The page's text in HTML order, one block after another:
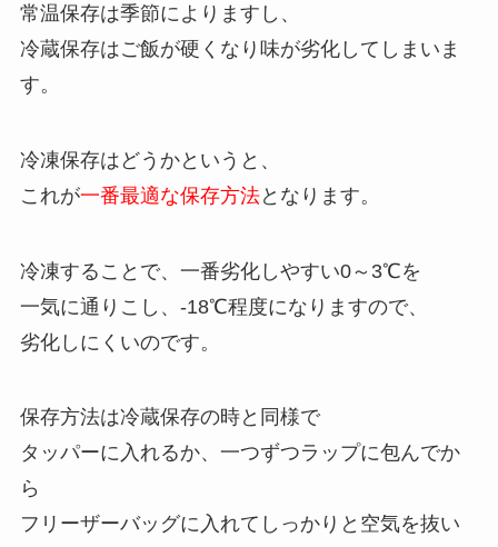
常温保存は季節によりますし、
冷蔵保存はご飯が硬くなり味が劣化してしまいま
す。
冷凍保存はどうかというと、
これが一番最適な保存方法となります。
冷凍することで、一番劣化しやすい0～3℃を
一気に通りこし、-18℃程度になりますので、
劣化しにくいのです。
保存方法は冷蔵保存の時と同様で
タッパーに入れるか、一つずつラップに包んでか
ら
フリーザーバッグに入れてしっかりと空気を抜い